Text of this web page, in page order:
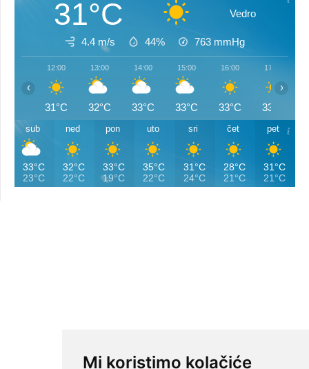
Mi koristimo kolačiće
31°C Vedro
4.4 m/s 44% 763 mmHg
12:00
31°C
13:00
32°C
14:00
33°C
15:00
33°C
16:00
33°C
17:00
33°C
‹ ›
sub
33°C
23°C
ned
32°C
22°C
pon
33°C
19°C
uto
35°C
22°C
sri
31°C
24°C
čet
28°C
21°C
pet
31°C
21°C